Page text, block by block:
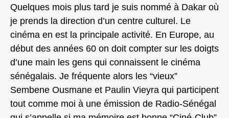
Quelques mois plus tard je suis nommé à Dakar où
je prends la direction d’un centre culturel. Le
cinéma en est la principale activité. En Europe, au
début des années 60 on doit compter sur les doigts
d’une main les gens qui connaissent le cinéma
sénégalais. Je fréquente alors les “vieux”
Sembene Ousmane et Paulin Vieyra qui participent
tout comme moi à une émission de Radio-Sénégal